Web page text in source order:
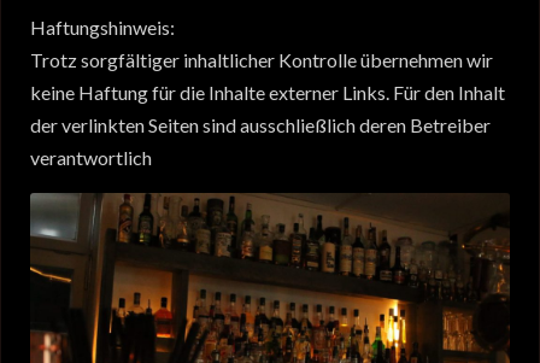
Haftungshinweis:
Trotz sorgfältiger inhaltlicher Kontrolle übernehmen wir
keine Haftung für die Inhalte externer Links. Für den Inhalt
der verlinkten Seiten sind ausschließlich deren Betreiber
verantwortlich